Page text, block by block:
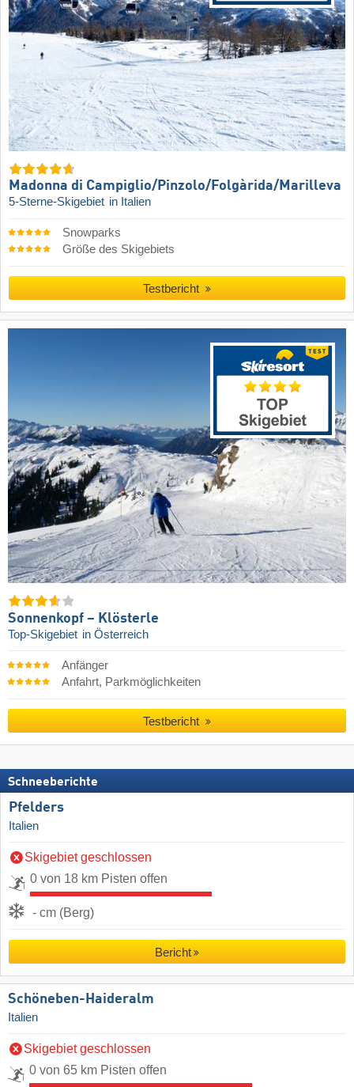
Madonna di Campiglio/​Pinzolo/​Folgàrida/​Marilleva
5-Sterne-Skigebiet in Italien
Snowparks
Größe des Skigebiets
Testbericht
Sonnenkopf – Klösterle
Top-Skigebiet in Österreich
Anfänger
Anfahrt, Parkmöglichkeiten
Testbericht
Schneeberichte
Pfelders
Italien
Skigebiet geschlossen
0 von 18 km Pisten offen
- cm (Berg)
Bericht
Schöneben-Haideralm
Italien
Skigebiet geschlossen
0 von 65 km Pisten offen